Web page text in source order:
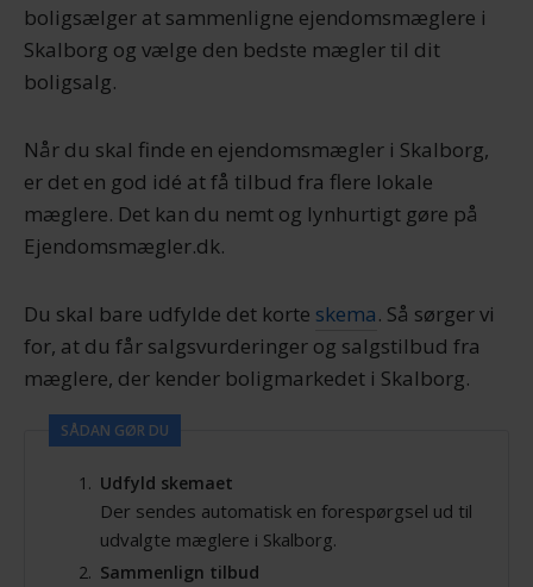
boligsælger at sammenligne ejendomsmæglere i
Skalborg og vælge den bedste mægler til dit
boligsalg.
Når du skal finde en ejendomsmægler i Skalborg,
er det en god idé at få tilbud fra flere lokale
mæglere. Det kan du nemt og lynhurtigt gøre på
Ejendomsmægler.dk.
Du skal bare udfylde det korte skema. Så sørger vi
for, at du får salgsvurderinger og salgstilbud fra
mæglere, der kender boligmarkedet i Skalborg.
SÅDAN GØR DU
Udfyld skemaet
Der sendes automatisk en forespørgsel ud til
udvalgte mæglere i Skalborg.
Sammenlign tilbud